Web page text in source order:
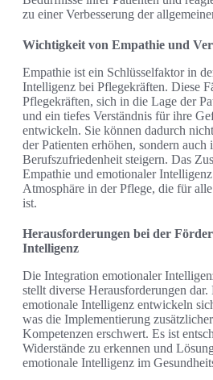
zu einer Verbesserung der
Wichtigkeit von Empathie und
Empathie ist ein Schlüsselfaktor in
Intelligenz bei Pflegekräften. Diese
Pflegekräften, sich in die Lage der
und ein tiefes Verständnis für ihre
entwickeln. Sie können dadurch
der Patienten erhöhen, sondern auch
Berufszufriedenheit steigern. Das
Empathie und emotionaler
Atmosphäre in der Pflege, die für
ist.
Herausforderungen bei der
Intelligenz
Die Integration emotionaler
stellt diverse Herausforderungen dar.
emotionale Intelligenz entwickeln
was die Implementierung
Kompetenzen erschwert. Es ist
Widerstände zu erkennen und
emotionale Intelligenz im